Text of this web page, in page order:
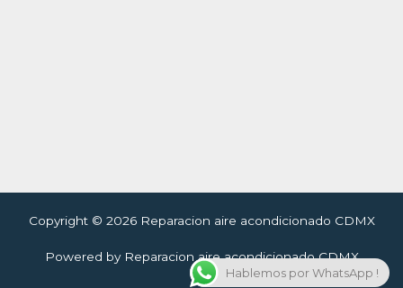
Copyright © 2026 Reparacion aire acondicionado CDMX
Powered by Reparacion aire acondicionado CDMX
Hablemos por WhatsApp !